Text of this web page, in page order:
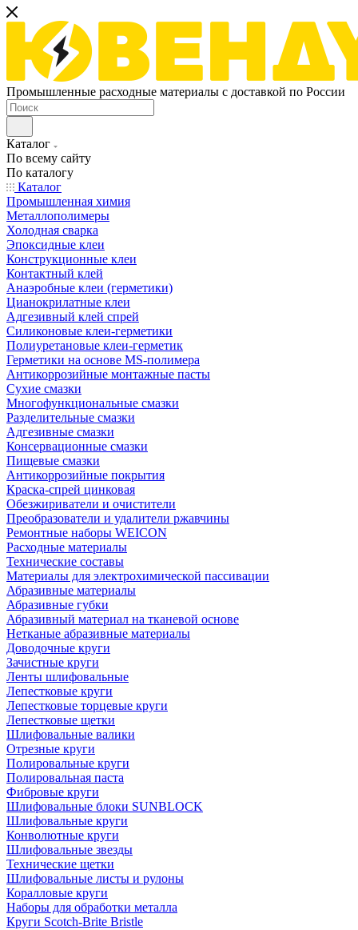
Промышленные расходные материалы с доставкой по России
Каталог
По всему сайту
По каталогу
Каталог
Промышленная химия
Металлополимеры
Холодная сварка
Эпоксидные клеи
Конструкционные клеи
Контактный клей
Анаэробные клеи (герметики)
Цианокрилатные клеи
Адгезивный клей спрей
Силиконовые клеи-герметики
Полиуретановые клеи-герметик
Герметики на основе MS-полимера
Антикоррозийные монтажные пасты
Сухие смазки
Многофункциональные смазки
Разделительные смазки
Адгезивные смазки
Консервационные смазки
Пищевые смазки
Антикоррозийные покрытия
Краска-спрей цинковая
Обезжириватели и очистители
Преобразователи и удалители ржавчины
Ремонтные наборы WEICON
Расходные материалы
Технические составы
Материалы для электрохимической пассивации
Абразивные материалы
Абразивные губки
Абразивный материал на тканевой основе
Нетканые абразивные материалы
Доводочные круги
Зачистные круги
Ленты шлифовальные
Лепестковые круги
Лепестковые торцевые круги
Лепестковые щетки
Шлифовальные валики
Отрезные круги
Полировальные круги
Полировальная паста
Фибровые круги
Шлифовальные блоки SUNBLOCK
Шлифовальные круги
Конволютные круги
Шлифовальные звезды
Технические щетки
Шлифовальные листы и рулоны
Коралловые круги
Наборы для обработки металла
Круги Scotch-Brite Bristle